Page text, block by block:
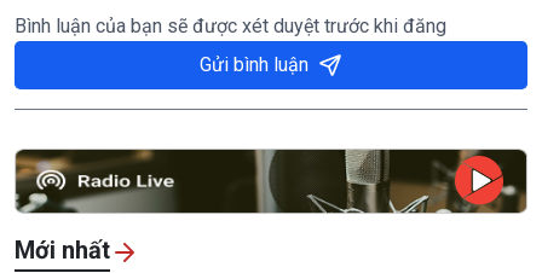
Bình luận của bạn sẽ được xét duyệt trước khi đăng
Gửi bình luận
Mới nhất